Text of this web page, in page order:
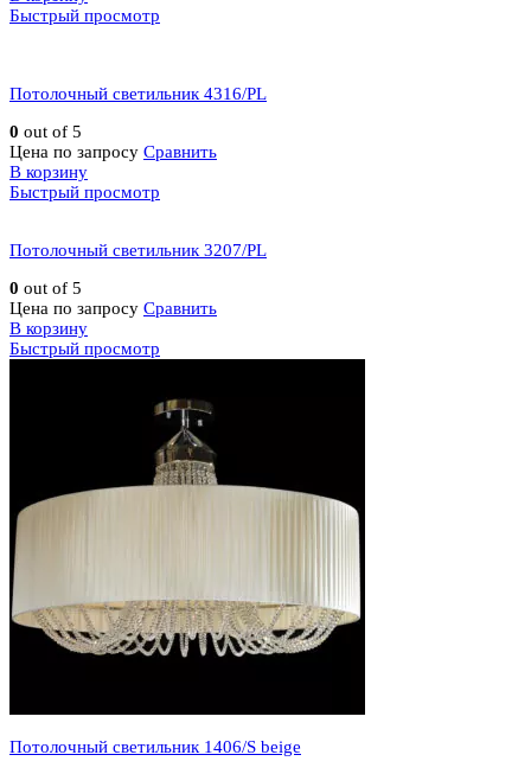
Быстрый просмотр
Потолочный светильник 4316/PL
0 out of 5
Цена по запросу Сравнить
В корзину
Быстрый просмотр
Потолочный светильник 3207/PL
0 out of 5
Цена по запросу Сравнить
В корзину
Быстрый просмотр
Потолочный светильник 1406/S beige